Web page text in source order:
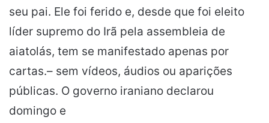
seu pai. Ele foi ferido e, desde que foi eleito
líder supremo do Irã pela assembleia de
aiatolás, tem se manifestado apenas por
cartas.– sem vídeos, áudios ou aparições
públicas. O governo iraniano declarou
domingo e